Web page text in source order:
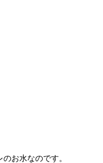
お水なのです。